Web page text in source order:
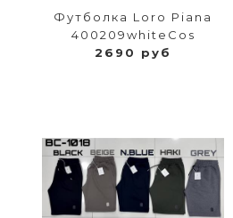
Футболка Loro Piana
400209whiteCos
2690 руб